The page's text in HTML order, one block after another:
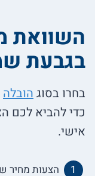
השוואת
בגבעת
בחרו בסוג הובלה
כדי להביא לכם
אישי.
הצעות מחיר